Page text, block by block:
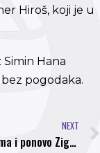
Hiroš, koji je u
Hana
pogodaka.
NEXT
Šampionska svlačionica u Vrapčićima i ponovo Zige Zage